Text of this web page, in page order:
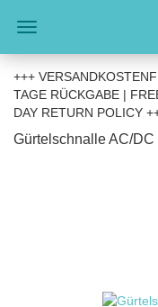
+++
TAGE RÜCKGABE |
DAY RETURN POLICY
Gürtelschnalle AC/DC